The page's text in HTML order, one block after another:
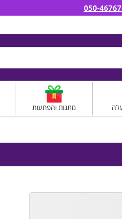
מתנות והפתעות
050-